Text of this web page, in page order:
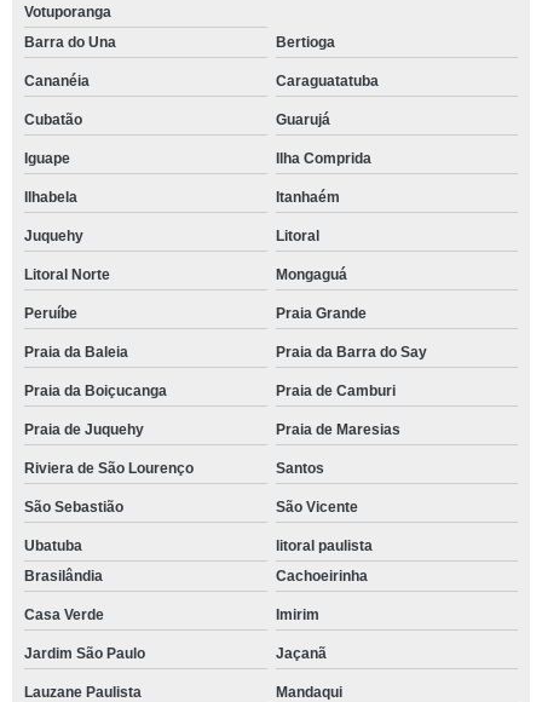
Votuporanga
Barra do Una
Bertioga
Cananéia Caraguatatuba
Cubatão Guarujá
Iguape Ilha Comprida
Ilhabela Itanhaém
Juquehy Litoral
Litoral Norte Mongaguá
Peruíbe Praia Grande
Praia da Baleia Praia da Barra do Say
Praia da Boiçucanga Praia de Camburi
Praia de Juquehy Praia de Maresias
Riviera de São Lourenço Santos
São Sebastião São Vicente
Ubatuba
litoral paulista
Brasilândia
Cachoeirinha
Casa Verde Imirim
Jardim São Paulo Jaçanã
Lauzane Paulista Mandaqui